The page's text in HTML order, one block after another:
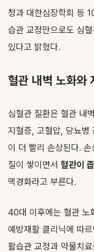
청과 대한심장학회 등
습관 교정만으로도 심
있다고 밝혔다.
혈관 내벽 노화와
심혈관 질환은 혈관 내
지혈증, 고혈압, 당뇨병
이 더 빨리 손상된다.
질이 쌓이면서 혈관이
맥경화라고 부른다.
40대 이후에는 혈관 노
예방재활 클리닉에 따
활습관 교정과 약물치